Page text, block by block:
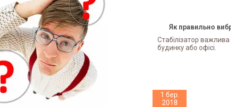
Як правильно
Стабілізатор
будинку або офісі.
1 бер.
2018